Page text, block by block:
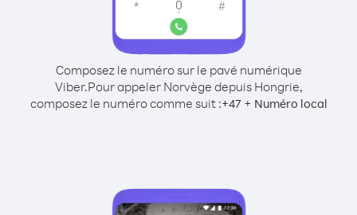
Composez le numéro sur le pavé numérique
Viber.Pour appeler Norvège depuis Hongrie,
composez le numéro comme suit :+47+ Numéro local